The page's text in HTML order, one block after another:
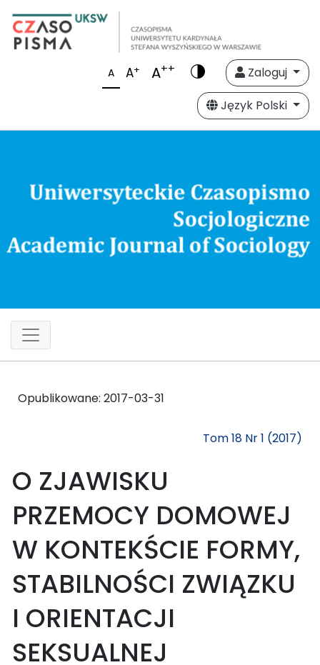
A A+ A++
Zaloguj
Język Polski
Opublikowane: 2017-03-31
Tom 18 Nr 1 (2017)
O ZJAWISKU
PRZEMOCY DOMOWEJ
W KONTEKŚCIE FORMY,
STABILNOŚCI ZWIĄZKU
I ORIENTACJI
SEKSUALNEJ